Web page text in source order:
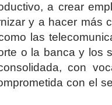
a crear
y a hacer más
las
o la banca y los
con
con el